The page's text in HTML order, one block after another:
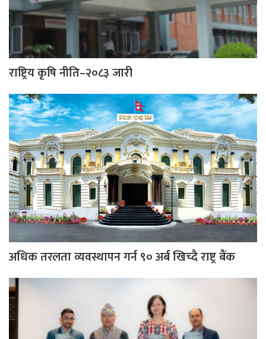
राष्ट्रिय कृषि नीति–२०८३ जारी
अधिक तरलता व्यवस्थापन गर्न ९० अर्ब खिच्दै राष्ट्र बैंक